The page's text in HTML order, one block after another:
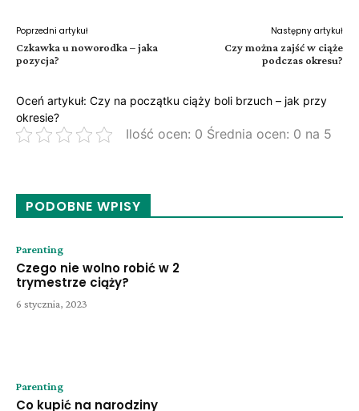
Poprzedni artykuł
Czkawka u noworodka – jaka
pozycja?
Następny artykuł
Czy można zajść w ciąże
podczas okresu?
Oceń artykuł: Czy na początku ciąży boli brzuch – jak przy
okresie?
Ilość ocen: 0 Średnia ocen: 0 na 5
PODOBNE WPISY
Parenting
Czego nie wolno robić w 2
trymestrze ciąży?
6 stycznia, 2023
Parenting
Co kupić na narodziny